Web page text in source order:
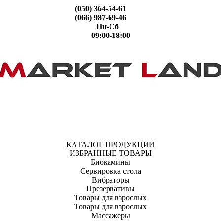
(050) 364-54-61
(066) 987-69-46
Пн-Сб
09:00-18:00
КАТАЛОГ ПРОДУКЦИИ
ИЗБРАННЫЕ ТОВАРЫ
Биокамины
Сервировка стола
Вибраторы
Презервативы
Товары для взрослых
Товары для взрослых
Массажеры